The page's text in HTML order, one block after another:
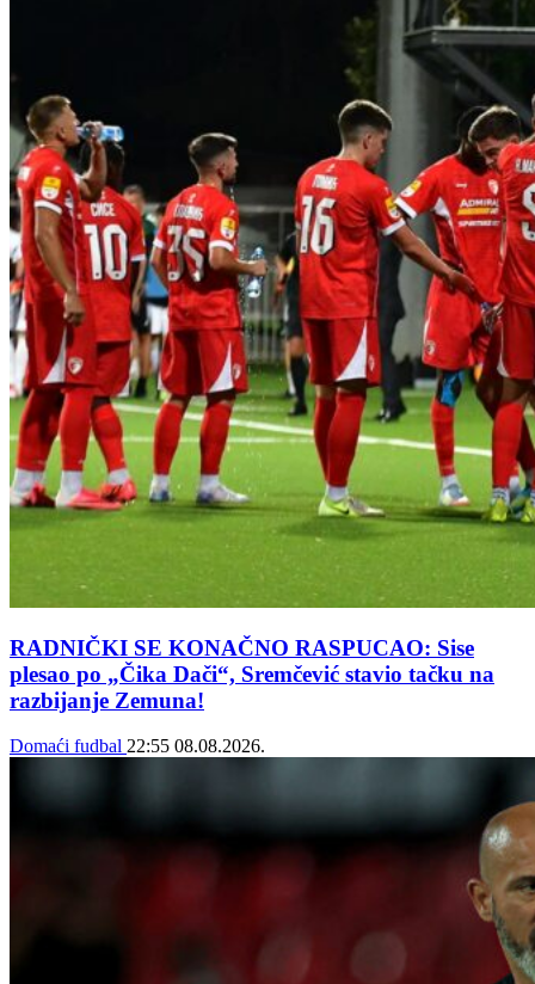
RADNIČKI SE KONAČNO RASPUCAO: Sise
plesao po „Čika Dači“, Sremčević stavio tačku na
razbijanje Zemuna!
Domaći fudbal 22:55 08.08.2026.